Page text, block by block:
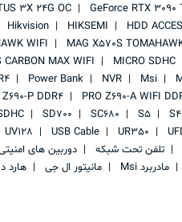
GeForce RTX 3090
3X 24G OC
HDD
HIKSEMI
Hikvision
MAG X570S
WIFI
MICRO SDHC
CARBON MAX WIFI
Msi
NVR
Power Bank
PRO Z690-A WIFI
Z690-P DDR4
S5
SC680
SD700
UR350
USB Cable
UV128
تلفن تحت شبکه دوربین های
مادربرد Msi مانیتور ال جی هارد